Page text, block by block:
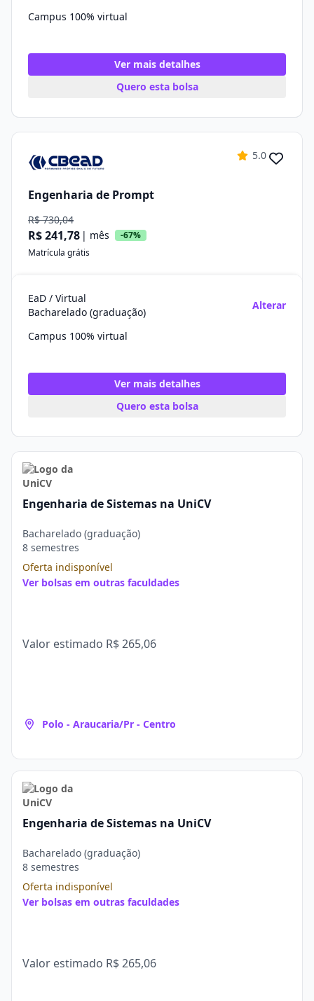
Campus 100% virtual
Ver mais detalhes
Quero esta bolsa
5.0
Engenharia de Prompt
R$ 730,04
R$ 241,78 | mês
-67%
Matrícula grátis
EaD / Virtual
Bacharelado (graduação)
Alterar
Campus 100% virtual
Ver mais detalhes
Quero esta bolsa
Engenharia de Sistemas na UniCV
Bacharelado (graduação)
8 semestres
Oferta indisponível
Ver bolsas em outras faculdades
Valor estimado R$ 265,06
Polo - Araucaria/Pr - Centro
Engenharia de Sistemas na UniCV
Bacharelado (graduação)
8 semestres
Oferta indisponível
Ver bolsas em outras faculdades
Valor estimado R$ 265,06